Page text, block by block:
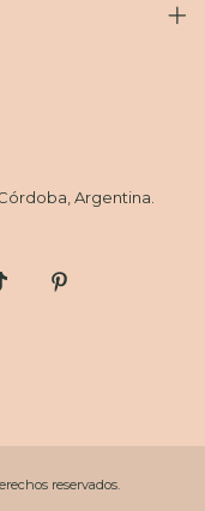
Argentina.
reservados.